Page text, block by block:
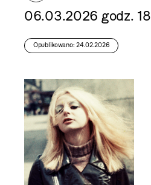
06.03.2026 godz. 18
Opublikowano: 24.02.2026